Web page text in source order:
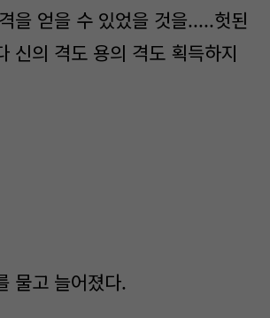
을 얻을 수 있었을 것을.....헛된
신의 격도 용의 격도 획득하지
물고 늘어졌다.